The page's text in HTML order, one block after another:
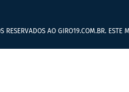
AO GIRO19.COM.BR. ESTE